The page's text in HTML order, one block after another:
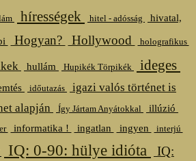
hírességek hitel - adósság
hivatal,
Hogyan? Hollywood holografikus
hullám Hupikék Törpikék ideges
időutazás
igazi valós történet is
alapján Így Jártam Anyátokkal illúzió
informatika ! ingatlan ingyen interjú
IQ: 0-90: hülye idióta
IQ: